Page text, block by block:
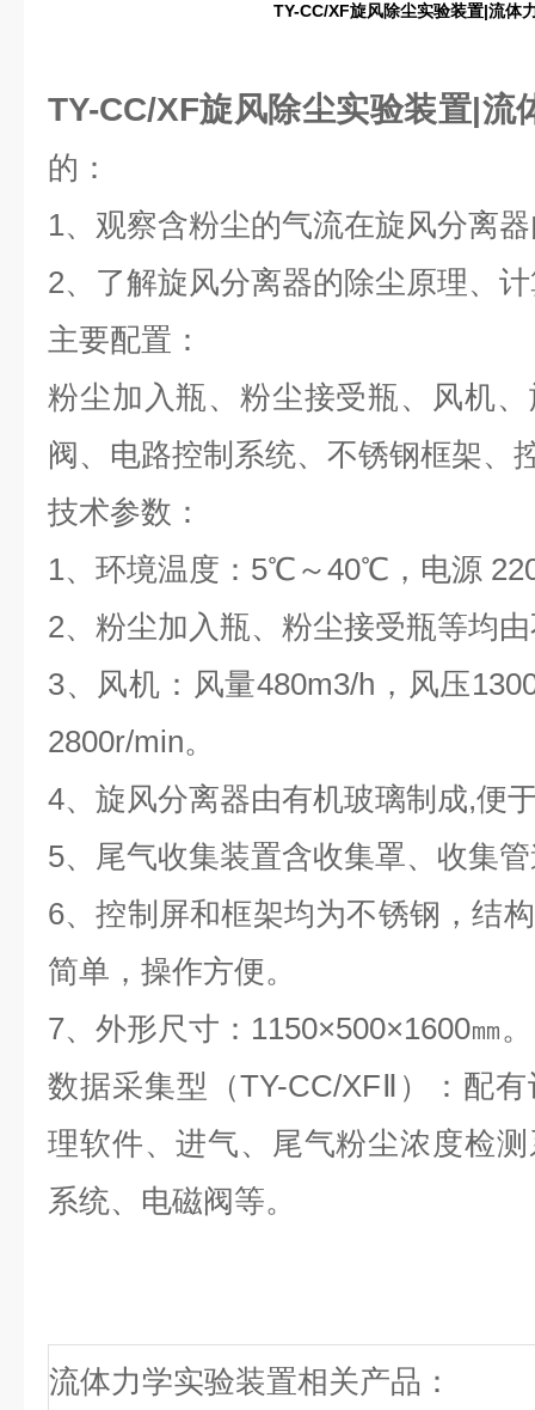
TY-CC/XF旋风除尘实验装置|流体
TY-CC/XF旋风除尘实验装置|流
的：
1、观察含粉尘的气流在旋风分离
2、了解旋风分离器的除尘原理、
主要配置：
粉尘加入瓶、粉尘接受瓶、风机
阀、电路控制系统、不锈钢框架、
技术参数：
1、环境温度：5℃～40℃，电源
2、粉尘加入瓶、粉尘接受瓶等均
3、风机：风量480m3/h，风压
2800r/min。
4、旋风分离器由有机玻璃制成,便
5、尾气收集装置含收集罩、收集
6、控制屏和框架均为不锈钢，结
简单，操作方便。
7、外形尺寸：1150×500×1600㎜。
数据采集型（TY-CC/XFⅡ）：配
理软件、进气、尾气粉尘浓度检
系统、电磁阀等。
流体力学实验装置相关产品：